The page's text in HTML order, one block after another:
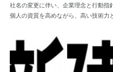
社名の変更に伴い、企業理念と行動
個人の資質を高めながら、高い技術